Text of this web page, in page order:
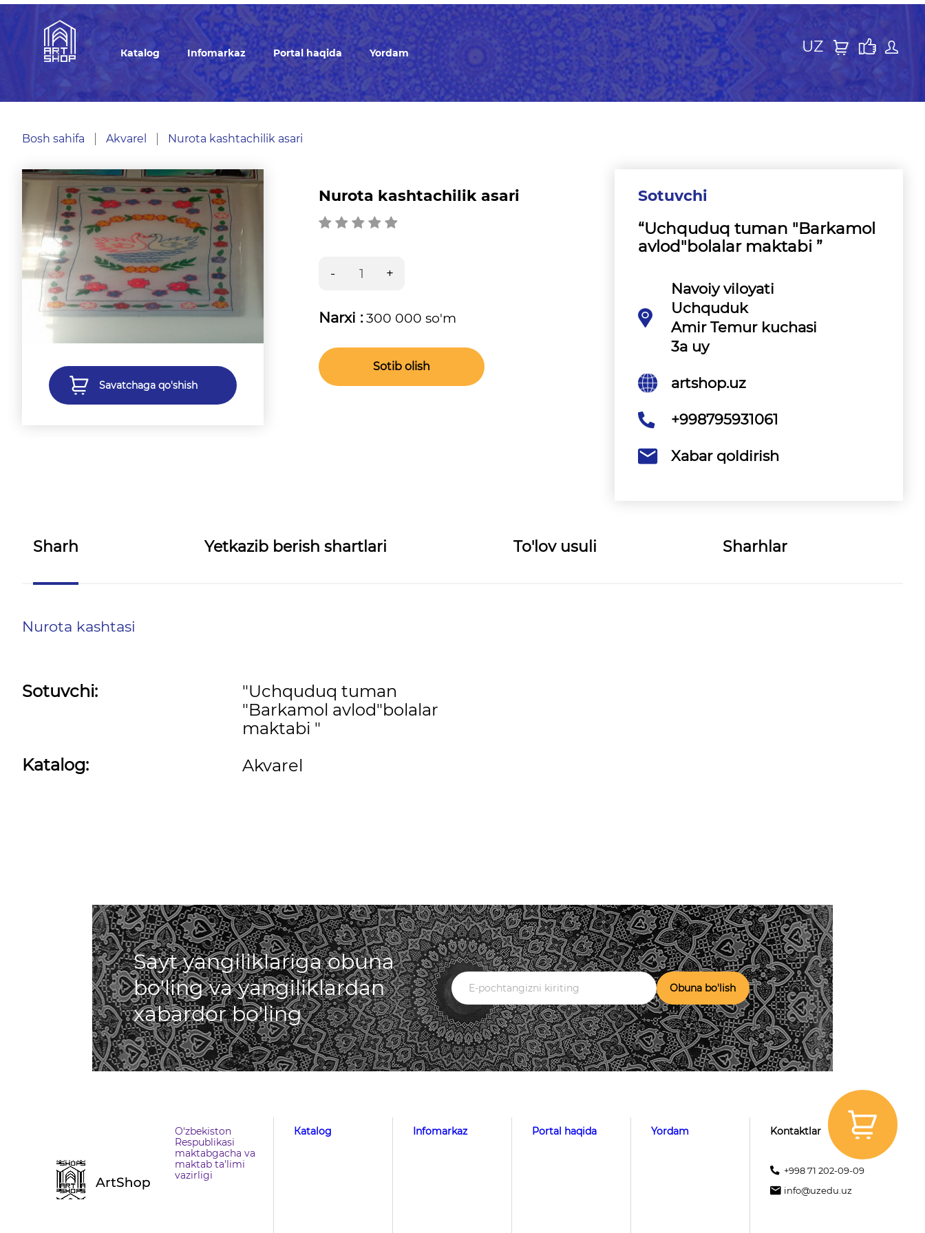
Кatalog Infomarkaz Portal haqida Yordam UZ
Bosh sahifa Akvarel Nurota kashtachilik asari
Savatchaga qo'shish
Nurota kashtachilik asari
Narxi :300 000 so'm
Sotib olish
Sotuvchi
“Uchquduq tuman "Barkamol
avlod"bolalar maktabi ”
Navoiy viloyati
Uchquduk
Amir Temur kuchasi
3a uy
artshop.uz
+998795931061
Xabar qoldirish
Sharh Yetkazib berish shartlari To'lov usuli Sharhlar
Nurota kashtasi
Sotuvchi:
Katalog:
"Uchquduq tuman
"Barkamol avlod"bolalar
maktabi "
Akvarel
Sayt yangiliklariga obuna
bo'ling va yangiliklardan
xabardor bo'ling
Obuna bo'lish
O‘zbekiston
Respublikasi
maktabgacha va
maktab ta'limi
vazirligi
Кatalog Infomarkaz Portal haqida Yordam Kontaktlar
+998 71 202-09-09
info@uzedu.uz